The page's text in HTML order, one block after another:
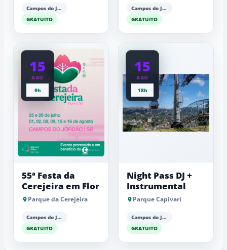
Campos do Jordão
GRATUITO
Campos do Jordão
GRATUITO
15
AGO
9h
55ª Festa da
Cerejeira em Flor
Parque da Cerejeira
Campos do Jordão
GRATUITO
15
AGO
18h
Night Pass DJ +
Instrumental
Parque Capivari
Campos do Jordão
GRATUITO